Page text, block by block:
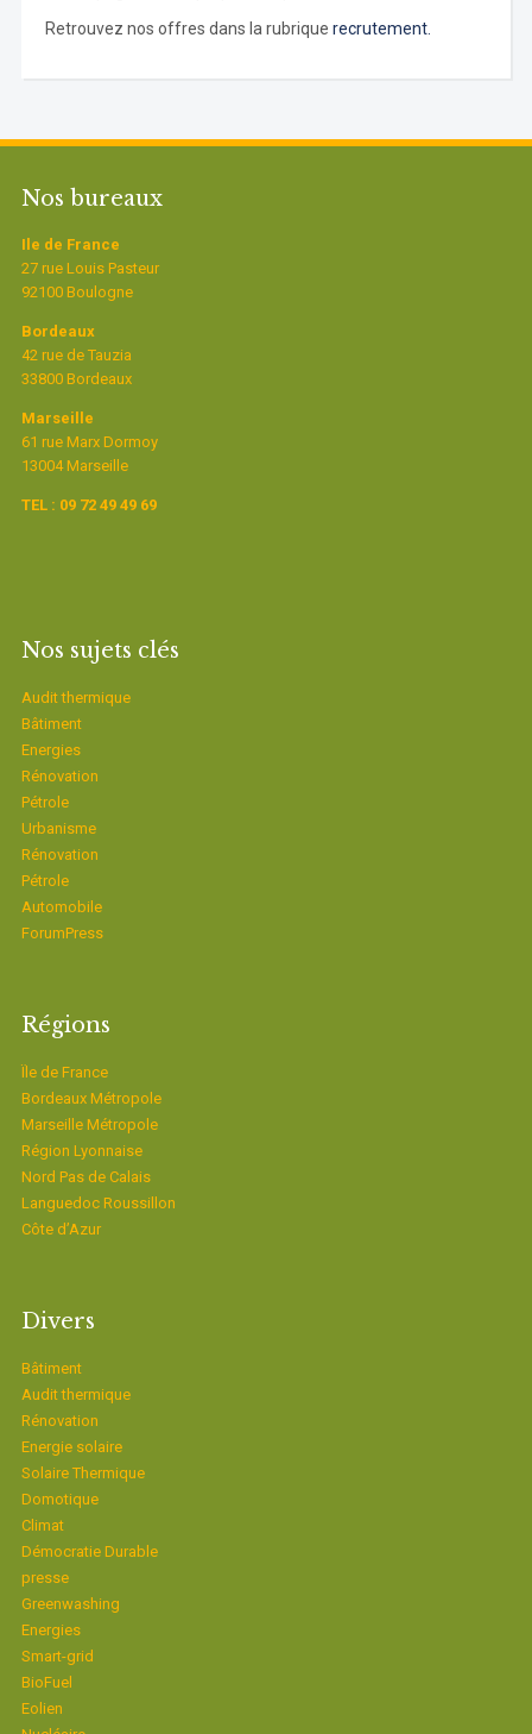
Retrouvez nos offres dans la rubrique recrutement.
Nos bureaux
Ile de France
27 rue Louis Pasteur
92100 Boulogne
Bordeaux
42 rue de Tauzia
33800 Bordeaux
Marseille
61 rue Marx Dormoy
13004 Marseille
TEL : 09 72 49 49 69
Nos sujets clés
Audit thermique
Bâtiment
Energies
Rénovation
Pétrole
Urbanisme
Rénovation
Pétrole
Automobile
ForumPress
Régions
Ïle de France
Bordeaux Métropole
Marseille Métropole
Région Lyonnaise
Nord Pas de Calais
Languedoc Roussillon
Côte d’Azur
Divers
Bâtiment
Audit thermique
Rénovation
Energie solaire
Solaire Thermique
Domotique
Climat
Démocratie Durable
presse
Greenwashing
Energies
Smart-grid
BioFuel
Eolien